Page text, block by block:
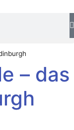
– das